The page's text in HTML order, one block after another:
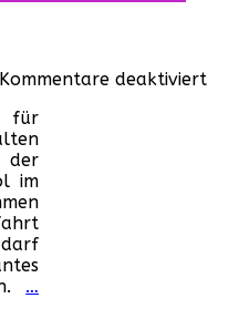
Kommentare deaktiviert
für
im
darf
…